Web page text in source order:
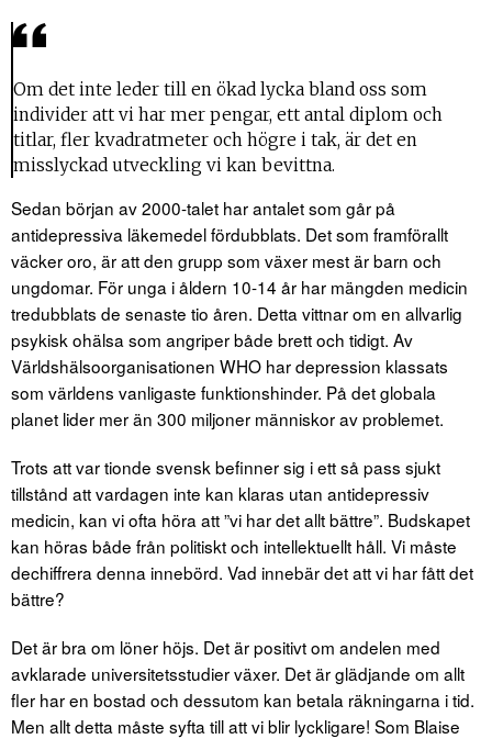
Om det inte leder till en ökad lycka bland oss som
individer att vi har mer pengar, ett antal diplom och
titlar, fler kvadratmeter och högre i tak, är det en
misslyckad utveckling vi kan bevittna.
Sedan början av 2000-talet har antalet som går på
antidepressiva läkemedel fördubblats. Det som framförallt
väcker oro, är att den grupp som växer mest är barn och
ungdomar. För unga i åldern 10-14 år har mängden medicin
tredubblats de senaste tio åren. Detta vittnar om en allvarlig
psykisk ohälsa som angriper både brett och tidigt. Av
Världshälsoorganisationen WHO har depression klassats
som världens vanligaste funktionshinder. På det globala
planet lider mer än 300 miljoner människor av problemet.
Trots att var tionde svensk befinner sig i ett så pass sjukt
tillstånd att vardagen inte kan klaras utan antidepressiv
medicin, kan vi ofta höra att ”vi har det allt bättre”. Budskapet
kan höras både från politiskt och intellektuellt håll. Vi måste
dechiffrera denna innebörd. Vad innebär det att vi har fått det
bättre?
Det är bra om löner höjs. Det är positivt om andelen med
avklarade universitetsstudier växer. Det är glädjande om allt
fler har en bostad och dessutom kan betala räkningarna i tid.
Men allt detta måste syfta till att vi blir lyckligare! Som Blaise